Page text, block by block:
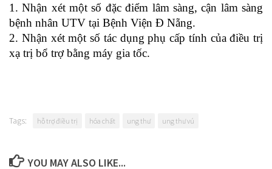
1. Nhận xét một số đặc điểm lâm sàng, cận lâm sàng
bệnh nhân UTV tại Bệnh Viện Đ Nẵng.
2. Nhận xét một số tác dụng phụ cấp tính của điều trị
xạ trị bổ trợ bằng máy gia tốc.
Tags: hỗ trợ điều trị hóa chất ung thư ung thư vú
YOU MAY ALSO LIKE...